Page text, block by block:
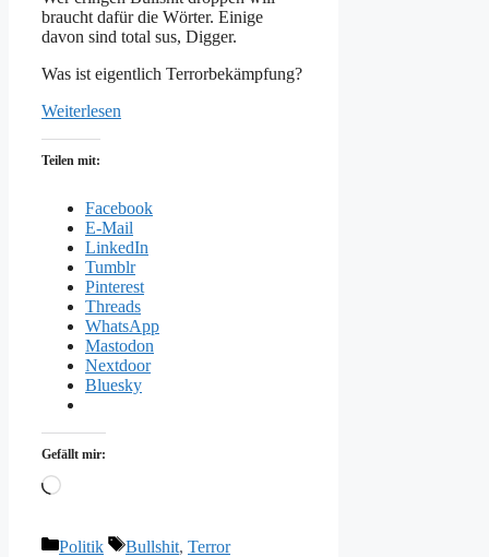
braucht dafür die Wörter. Einige
davon sind total sus, Digger.
Was ist eigentlich Terrorbekämpfung?
Weiterlesen
Teilen mit:
Facebook
E-Mail
LinkedIn
Tumblr
Pinterest
Threads
WhatsApp
Mastodon
Nextdoor
Bluesky
Gefällt mir:
Wird
Kategorien
Politik Schlagwörter
Bullshit, Terror